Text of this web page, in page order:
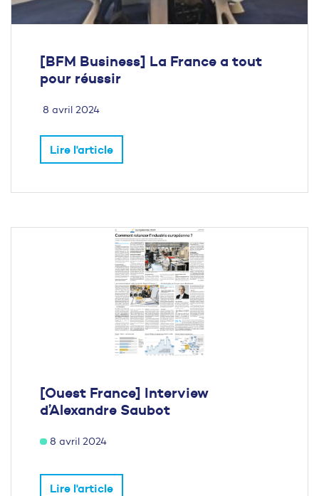
[BFM Business] La France a tout
pour réussir
8 avril 2024
Lire l'article
[Ouest France] Interview
d’Alexandre Saubot
8 avril 2024
Lire l'article